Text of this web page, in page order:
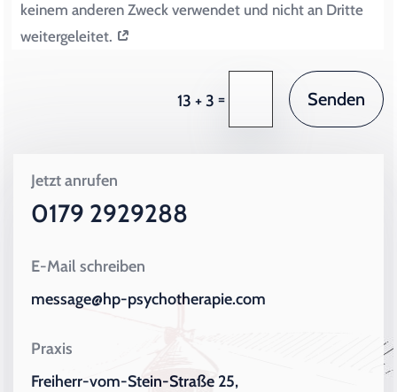
keinem anderen Zweck verwendet und nicht an Dritte
weitergeleitet.
13 + 3 = Senden
Jetzt anrufen
0179 2929288
E-Mail schreiben
message@hp-psychotherapie.com
Praxis
Freiherr-vom-Stein-Straße 25,